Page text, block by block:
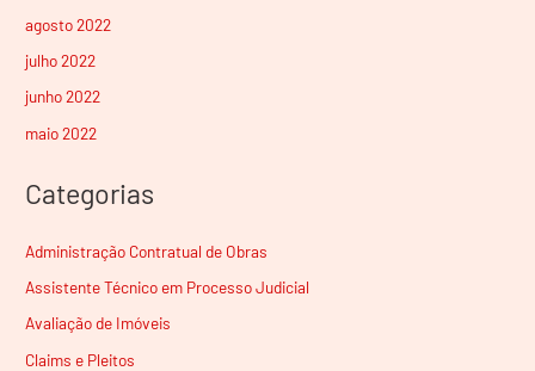
agosto 2022
julho 2022
junho 2022
maio 2022
Categorias
Administração Contratual de Obras
Assistente Técnico em Processo Judicial
Avaliação de Imóveis
Claims e Pleitos